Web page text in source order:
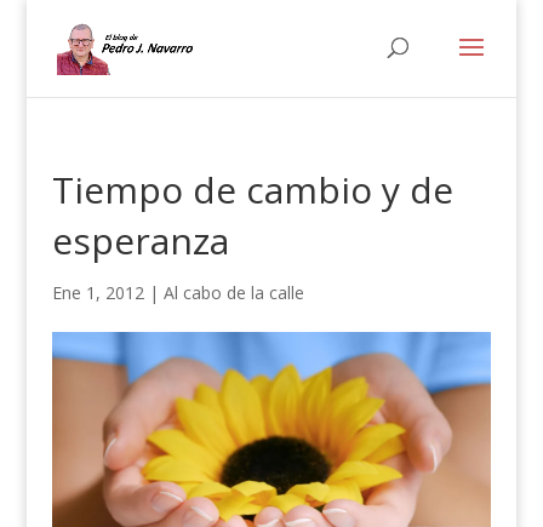
Tiempo de cambio y de
esperanza
Ene 1, 2012| Al cabo de la calle